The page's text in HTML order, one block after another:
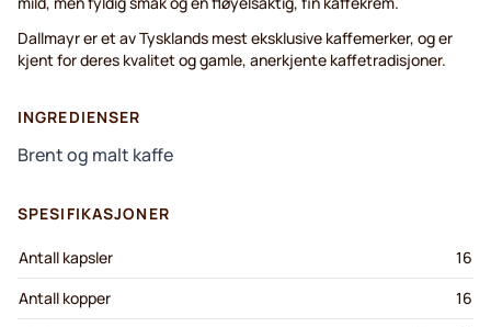
Dallmayr er et av Tysklands mest eksklusive kaffemerker, og er
kjent for deres kvalitet og gamle, anerkjente kaffetradisjoner.
INGREDIENSER
Brent og malt kaffe
SPESIFIKASJONER
Antall kapsler
16
Antall kopper
16